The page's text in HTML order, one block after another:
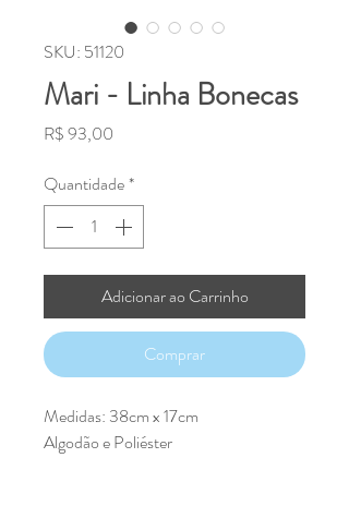
SKU: 51120
Mari - Linha Bonecas
R$ 93,00
Quantidade*
Adicionar ao Carrinho
Comprar
Medidas: 38cm x 17cm
Algodão e Poliéster